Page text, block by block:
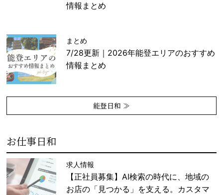
情報まとめ
まとめ
7/28更新｜2026年能登エリアのおすすめ
情報まとめ
能登日和 ≫
お仕事日和
求人情報
【正社員募集】AI検索の時代に、地域の
お店の「見つかる」を支える。カスタマ